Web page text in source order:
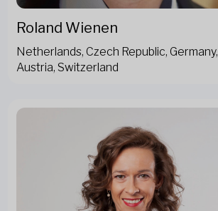
Roland Wienen
Netherlands, Czech Republic, Germany,
Austria, Switzerland